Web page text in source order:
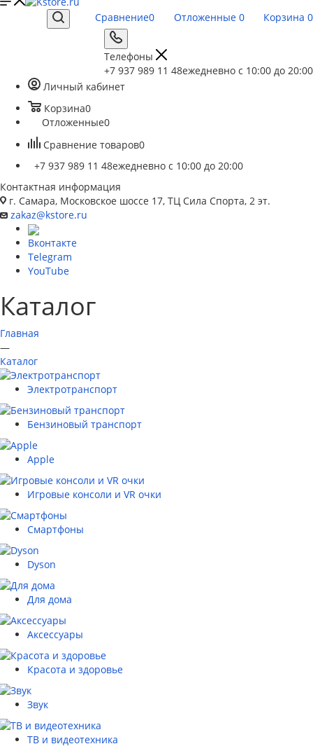
Сравнение0 Отложенные 0 Корзина 0
Телефоны
+7 937 989 11 48ежедневно с 10:00 до 20:00
Личный кабинет
Корзина0
Отложенные0
Сравнение товаров0
+7 937 989 11 48ежедневно с 10:00 до 20:00
Контактная информация
г. Самара, Московское шоссе 17, ТЦ Сила Спорта, 2 эт.
zakaz@kstore.ru
Вконтакте
Telegram
YouTube
Каталог
Главная
—
Каталог
Электротранспорт
Бензиновый транспорт
Apple
Игровые консоли и VR очки
Смартфоны
Dyson
Для дома
Аксессуары
Красота и здоровье
Звук
ТВ и видеотехника